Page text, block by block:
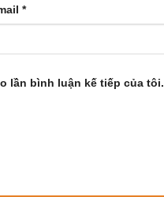
*
lần bình luận kế tiếp của tôi.